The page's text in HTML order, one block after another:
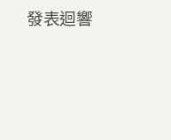
發表迴響